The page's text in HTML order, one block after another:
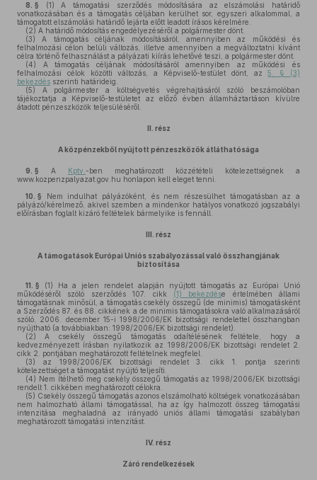
8. § (1) A támogatási szerződés módosítására az elszámolási határidő
vonatkozásában és a támogatás céljában kerülhet sor, egyszeri alkalommal, a
támogatott elszámolási határidő lejárta előtt leadott írásos kérelmére.
(2) A határidő módosítás engedélyezéséről a polgármester dönt.
(3) A támogatás céljának módosításáról, amennyiben az működési és
felhalmozási célon belüli változás, illetve amennyiben a megváltoztatni kívánt
célra történő felhasználást a pályázati kiírás lehetővé teszi, a polgármester dönt.
(4) A támogatás céljának módosításáról amennyiben az működési és
felhalmozási célok közötti változás, a Képviselő-testület dönt, az5. § (3)
bekezdés szerinti határideig.
(5) A polgármester a költségvetés végrehajtásáról szóló beszámolóban
tájékoztatja a Képviselő-testületet az előző évben államháztartáson kívülre
átadott pénzeszközök teljesüléséről.
II. rész
A közpénzekből nyújtott pénzeszközök átláthatósága
9. § A Kptv. -ben meghatározott közzétételi kötelezettségnek a
www.kozpenzpalyazat.gov.hu honlapon kell eleget tenni.
10. § Nem indulhat pályázóként, és nem részesülhet támogatásban az a
pályázó/kérelmező, akivel szemben a mindenkor hatályos vonatkozó jogszabályi
előírásban foglalt kizáró feltételek bármelyike is fennáll.
III. rész
A támogatások Európai Uniós szabályozással való összhangjának
biztosítása
11. § (1) Ha a jelen rendelet alapján nyújtott támogatás az Európai Unió
működéséről szóló szerződés 107. cikk (1) bekezdése értelmében állami
támogatásnak minősül, a támogatás csekély összegű (de minimis) támogatásként
a Szerződés 87. és 88. cikkének a de minimis támogatásokra való alkalmazásáról
szóló, 2006. december 15-i 1998/2006/EK bizottsági rendelettel összhangban
nyújtható (a továbbiakban: 1998/2006/EK bizottsági rendelet).
(2) A csekély összegű támogatás odaítélésének feltétele, hogy a
kedvezményezett írásban nyilatkozik az 1998/2006/EK bizottsági rendelet 2.
cikk 2. pontjában meghatározott feltételnek megfelel.
(3) az 1998/2006/EK bizottsági rendelet 3. cikk 1. pontja szerinti
kötelezettséget a támogatást nyújtó teljesíti.
(4) Nem ítélhető meg csekély összegű támogatás az 1998/2006/EK bizottsági
rendelt 1. cikkében meghatározott célokra.
(5) Csekély összegű támogatás azonos elszámolható költségek vonatkozásában
nem halmozható állami támogatással, ha az így halmozott összeg támogatási
intenzitása meghaladná az irányadó uniós állami támogatási szabályban
meghatározott támogatási intenzitást.
IV. rész
Záró rendelkezések